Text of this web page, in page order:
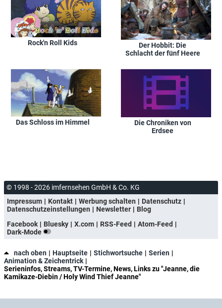
Rock'n Roll Kids
Der Hobbit: Die
Schlacht der fünf Heere
Das Schloss im Himmel
Die Chroniken von
Erdsee
© 1998 - 2026 imfernsehen GmbH & Co. KG
Impressum
Kontakt Werbung schalten
Datenschutz
Datenschutzeinstellungen
Newsletter
Blog
Facebook
Bluesky X.com RSS-Feed
Atom-Feed
Dark-Mode
nach oben Hauptseite Stichwortsuche
Serien
Animation & Zeichentrick
Serieninfos, Streams, TV-Termine, News, Links zu "Jeanne, die
Kamikaze-Diebin / Holy Wind Thief Jeanne"